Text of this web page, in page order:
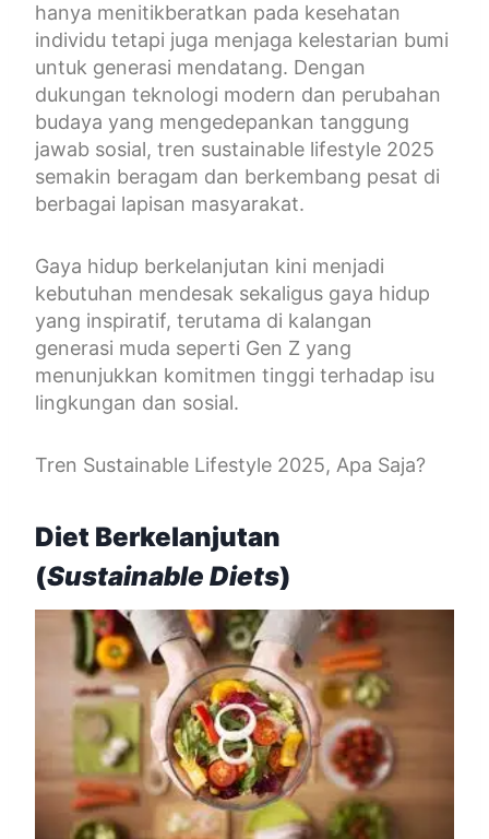
hanya menitikberatkan pada kesehatan
individu tetapi juga menjaga kelestarian bumi
untuk generasi mendatang. Dengan
dukungan teknologi modern dan perubahan
budaya yang mengedepankan tanggung
jawab sosial, tren sustainable lifestyle 2025
semakin beragam dan berkembang pesat di
berbagai lapisan masyarakat.
Gaya hidup berkelanjutan kini menjadi
kebutuhan mendesak sekaligus gaya hidup
yang inspiratif, terutama di kalangan
generasi muda seperti Gen Z yang
menunjukkan komitmen tinggi terhadap isu
lingkungan dan sosial.
Tren Sustainable Lifestyle 2025, Apa Saja?
Diet Berkelanjutan
(Sustainable Diets)